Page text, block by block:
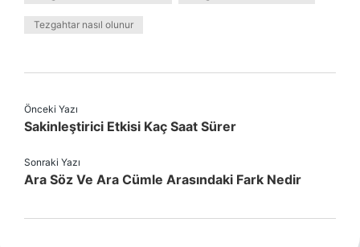
Tezgahtar nasıl olunur
Önceki Yazı
Sakinleştirici Etkisi Kaç Saat Sürer
Sonraki Yazı
Ara Söz Ve Ara Cümle Arasındaki Fark Nedir